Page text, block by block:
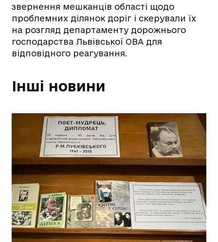
звернення мешканців області щодо
проблемних ділянок доріг і скерували їх
на розгляд департаменту дорожнього
господарства Львівської ОВА для
відповідного реагування.
Інші новини